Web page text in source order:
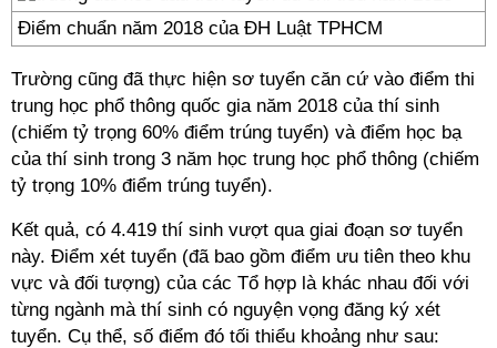
Điểm chuẩn năm 2018 của ĐH Luật TPHCM
Trường cũng đã thực hiện sơ tuyển căn cứ vào điểm thi
trung học phổ thông quốc gia năm 2018 của thí sinh
(chiếm tỷ trọng 60% điểm trúng tuyển) và điểm học bạ
của thí sinh trong 3 năm học trung học phổ thông (chiếm
tỷ trọng 10% điểm trúng tuyển).
Kết quả, có 4.419 thí sinh vượt qua giai đoạn sơ tuyển
này. Điểm xét tuyển (đã bao gồm điểm ưu tiên theo khu
vực và đối tượng) của các Tổ hợp là khác nhau đối với
từng ngành mà thí sinh có nguyện vọng đăng ký xét
tuyển. Cụ thể, số điểm đó tối thiểu khoảng như sau: